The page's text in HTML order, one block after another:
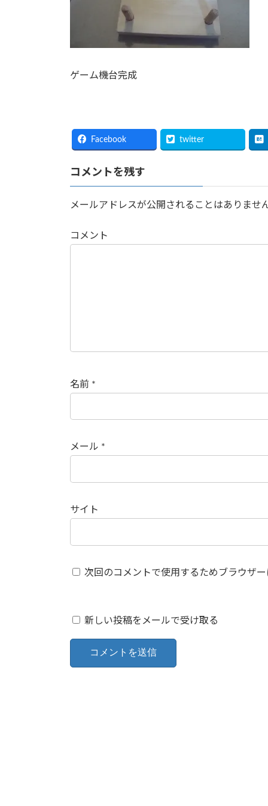
ゲーム機台完成
Facebook twitter
コメントを残す
メールアドレスが公開されることはありませ
コメント
名前 *
メール *
サイト
次回のコメントで使用するためブラウザ
新しい投稿をメールで受け取る